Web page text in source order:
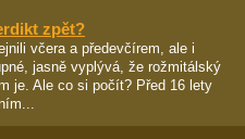
zpět?
včera a předevčírem, ale i
jasně vyplývá, že rožmitálský
je. Ale co si počít? Před 16 lety